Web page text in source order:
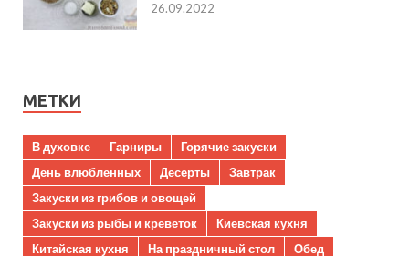
26.09.2022
МЕТКИ
В духовке Гарниры
Горячие закуски
День влюбленных
Десерты
Завтрак
Закуски из грибов и овощей
Закуски из рыбы и креветок
Киевская кухня
Китайская кухня
На праздничный стол
Обед